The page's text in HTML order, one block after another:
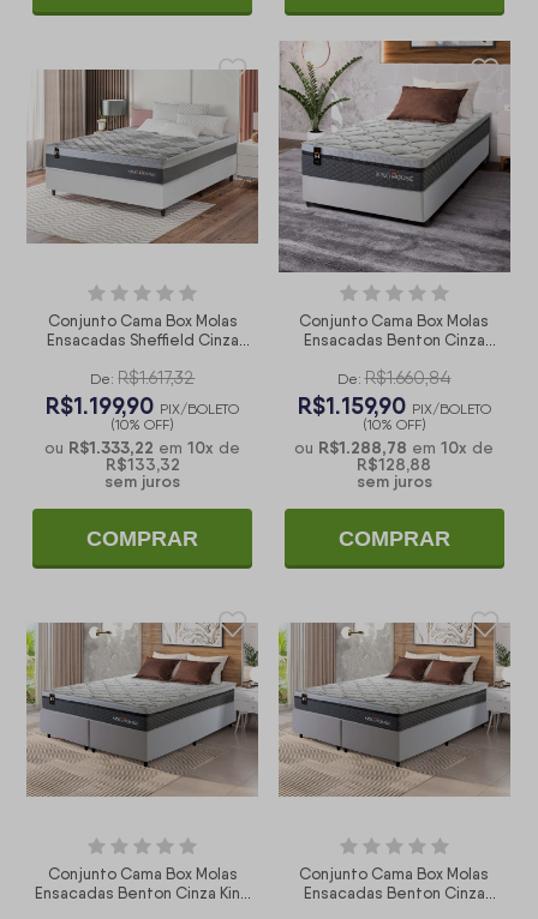
Conjunto Cama Box Molas
Ensacadas Sheffield Cinza
De: R$1.617,32
R$1.199,90 PIX/BOLETO
(10% OFF)
ou R$1.333,22 em10x de
R$133,32
sem juros
COMPRAR
Conjunto Cama Box Molas
Ensacadas Benton Cinza
De: R$1.660,84
R$1.159,90 PIX/BOLETO
(10% OFF)
ou R$1.288,78 em10x de
R$128,88
sem juros
COMPRAR
Conjunto Cama Box Molas
Ensacadas Benton Cinza King
Conjunto Cama Box Molas
Ensacadas Benton Cinza